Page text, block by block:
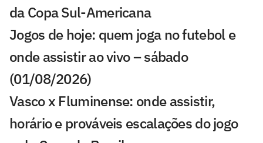
da Copa Sul-Americana
Jogos de hoje: quem joga no futebol e
onde assistir ao vivo – sábado
(01/08/2026)
Vasco x Fluminense: onde assistir,
horário e prováveis escalações do jogo